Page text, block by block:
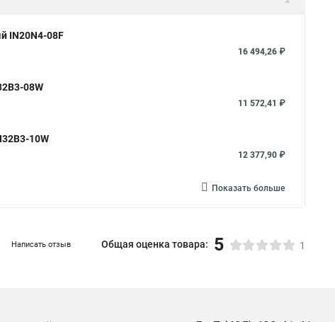
IN20N4-08F
16 494,26 ₽
08W
11 572,41 ₽
10W
12 377,90 ₽
Показать больше
Написать отзыв Общая оценка товара: 5 1